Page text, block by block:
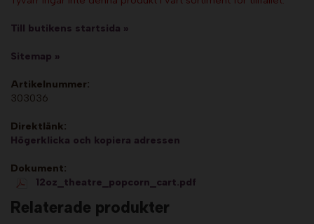
Till butikens startsida »
Sitemap »
Artikelnummer:
303036
Direktlänk:
Högerklicka och kopiera adressen
Dokument:
12oz_theatre_popcorn_cart.pdf
Relaterade produkter